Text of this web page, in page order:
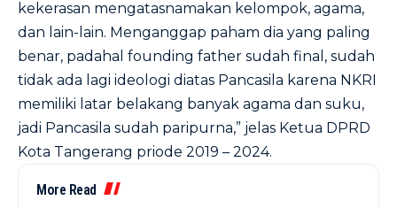
kekerasan mengatasnamakan kelompok, agama,
dan lain-lain. Menganggap paham dia yang paling
benar, padahal founding father sudah final, sudah
tidak ada lagi ideologi diatas Pancasila karena NKRI
memiliki latar belakang banyak agama dan suku,
jadi Pancasila sudah paripurna,” jelas Ketua DPRD
Kota Tangerang priode 2019 – 2024.
More Read